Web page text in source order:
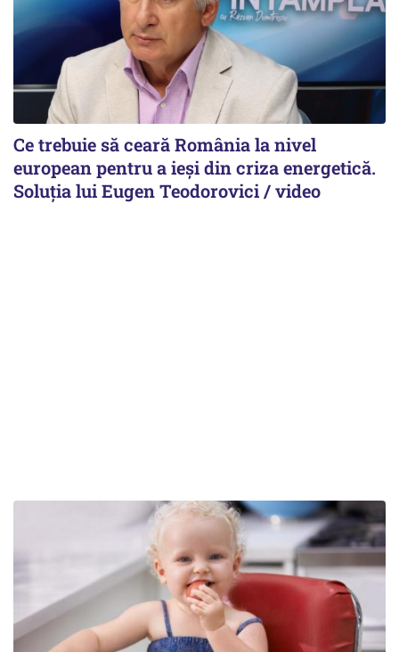
Ce trebuie să ceară România la nivel
european pentru a ieși din criza energetică.
Soluția lui Eugen Teodorovici / video